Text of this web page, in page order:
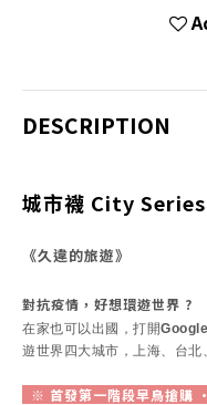
DESCRIPTION
城市襪 City Series
《久違的旅遊》
對抗疫情，好想環遊世界 ?
在家也可以出國，打開
遊世界四大城市，上海、台
※ 首發第一階段早鳥搶